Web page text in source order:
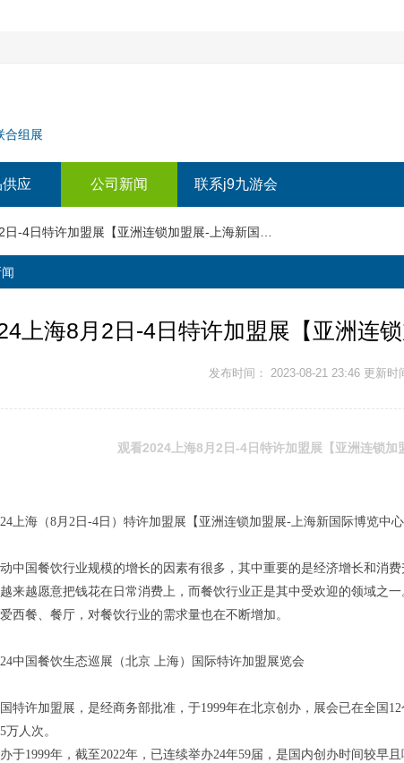
合组展
应 公司新闻 联系j9九游会
上海8月2日-4日特许加盟展【亚洲连
发布时间： 2023-08-21 23:46 更新时
观看2024上海8月2日-4日特许加盟展【亚洲连锁
上海（8月2日-4日）特许加盟展【亚洲连锁加盟展-上海新国际博览中心
中国餐饮行业规模的增长的因素有很多，其中重要的是经济增长和消
来越愿意把钱花在日常消费上，而餐饮行业正是其中受欢迎的领域之
西餐、餐厅，对餐饮行业的需求量也在不断增加。
中国餐饮生态巡展（北京 上海）国际特许加盟展览会
特许加盟展，是经商务部批准，于1999年在北京创办，展会已在全国
万人次。
于1999年，截至2022年，已连续举办24年59届，是国内创办时间较早